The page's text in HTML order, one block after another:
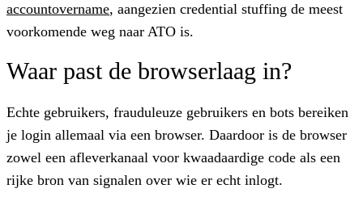
accountovername, aangezien credential stuffing de meest
voorkomende weg naar ATO is.
Waar past de browserlaag in?
Echte gebruikers, frauduleuze gebruikers en bots bereiken
je login allemaal via een browser. Daardoor is de browser
zowel een afleverkanaal voor kwaadaardige code als een
rijke bron van signalen over wie er echt inlogt.